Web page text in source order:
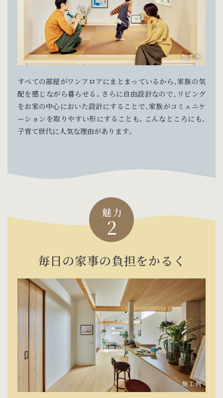
すべての部屋がワンフロアにまとまっているから、家族の気
配を感じながら暮らせる。さらに自由設計なので、リビング
をお家の中心においた設計にすることで、家族がコミュニケ
ーションを取りやすい形にすることも。こんなところにも、
子育て世代に人気な理由があります。
毎日の家事の負担をかるく